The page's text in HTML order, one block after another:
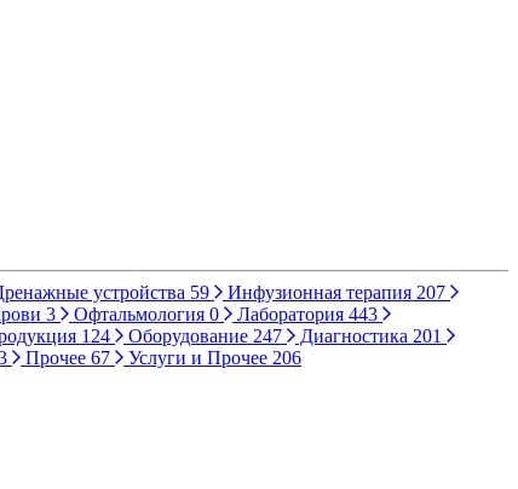
устройства 59 Инфузионная терапия 207
3 Офтальмология 0 Лаборатория 443
124 Оборудование 247 Диагностика 201
Прочее 67 Услуги и Прочее 206